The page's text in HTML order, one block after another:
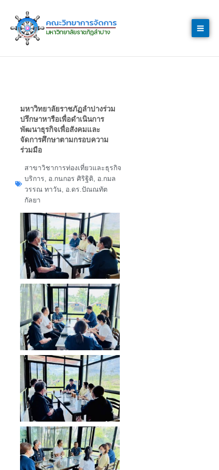
content
มหาวิทยาลัยราชภัฏลำปางร่วม
ปรึกษาหารือเพื่อดำเนินการ
พัฒนาธุรกิจเพื่อสังคมและ
จัดการศึกษาตามกรอบความ
ร่วมมือ
สาขาวิชาการท่องเที่ยวและธุรกิจ
บริการ
อ.กนกอร ศิริฐิติ
อ.กมล
วรรณ ทาวัน
อ.ดร.ปัณณทัต
กัลยา